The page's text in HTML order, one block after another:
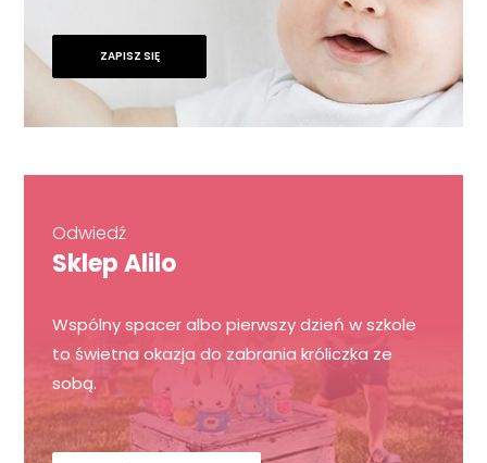
ZAPISZ SIĘ
Odwiedź
Sklep Alilo
Wspólny spacer albo pierwszy dzień w szkole
to świetna okazja do zabrania króliczka ze
sobą.